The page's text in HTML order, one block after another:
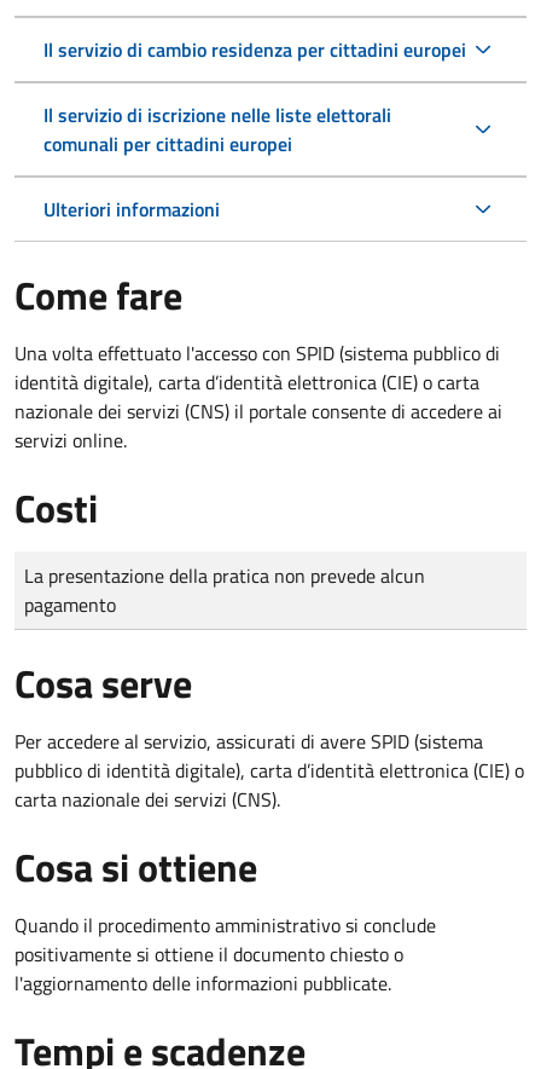
Il servizio di cambio residenza per cittadini europei
Il servizio di iscrizione nelle liste elettorali
comunali per cittadini europei
Ulteriori informazioni
Come fare
Una volta effettuato l'accesso con SPID (sistema pubblico di
identità digitale), carta d’identità elettronica (CIE) o carta
nazionale dei servizi (CNS) il portale consente di accedere ai
servizi online.
Costi
Tipo di pagamento
Importo
La presentazione della pratica non prevede alcun
pagamento
Cosa serve
Per accedere al servizio, assicurati di avere SPID (sistema
pubblico di identità digitale), carta d’identità elettronica (CIE) o
carta nazionale dei servizi (CNS).
Cosa si ottiene
Quando il procedimento amministrativo si conclude
positivamente si ottiene il documento chiesto o
l'aggiornamento delle informazioni pubblicate.
Tempi e scadenze